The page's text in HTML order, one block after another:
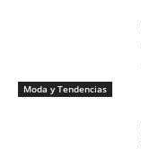
Moda y Tendencias